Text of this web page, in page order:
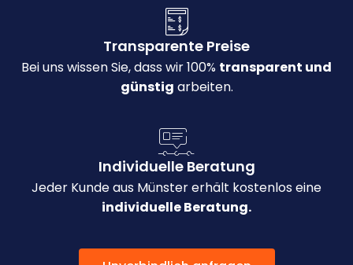
Transparente Preise
Bei uns wissen Sie, dass wir 100% transparent und
günstig arbeiten.
Individuelle Beratung
Jeder Kunde aus Münster erhält kostenlos eine
individuelle Beratung.